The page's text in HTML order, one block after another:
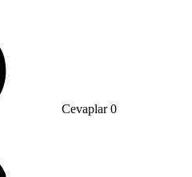
Cevaplar0